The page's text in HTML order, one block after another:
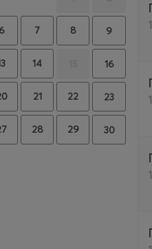
6 7 8 9
14 16
21 22 23
28 29 30